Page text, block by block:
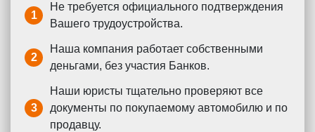
1
Не требуется официального подтверждения
Вашего трудоустройства.
2
Наша компания работает собственными
деньгами, без участия Банков.
3
Наши юристы тщательно проверяют все
документы по покупаемому автомобилю и по
продавцу.